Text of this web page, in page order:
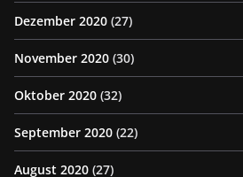
Dezember 2020 (27)
November 2020 (30)
Oktober 2020 (32)
September 2020 (22)
August 2020 (27)